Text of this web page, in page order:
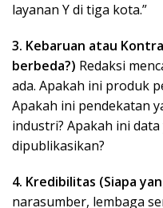
layanan Y di tiga kota.”
3. Kebaruan atau
berbeda?) Redaksi
ada. Apakah ini produk
Apakah ini pendekatan
industri? Apakah ini
dipublikasikan?
4. Kredibilitas (Siapa
narasumber, lembaga